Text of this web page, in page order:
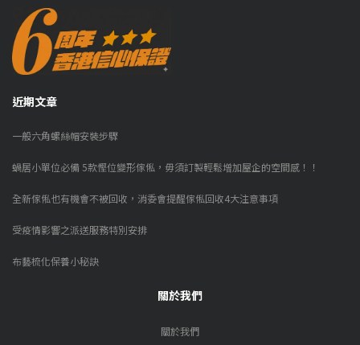
近期文章
一般六角螺絲帽安裝步驟
蝸居小單位必備 5款慳位變形傢俬，毋須訂製輕鬆增加屋企的空間感！！
全新傢俬也有機會不被回收，消委會提醒傢俬回收4大注意事項
受疫情影響之派送服務特別安排
布藝梳化保養小秘訣
關於我們
關於我們